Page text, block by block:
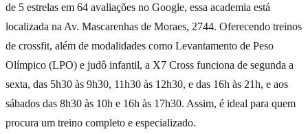
de 5 estrelas em 64 avaliações no Google, essa academia está
localizada na Av. Mascarenhas de Moraes, 2744. Oferecendo treinos
de crossfit, além de modalidades como Levantamento de Peso
Olímpico (LPO) e judô infantil, a X7 Cross funciona de segunda a
sexta, das 5h30 às 9h30, 11h30 às 12h30, e das 16h às 21h, e aos
sábados das 8h30 às 10h e 16h às 17h30. Assim, é ideal para quem
procura um treino completo e especializado.